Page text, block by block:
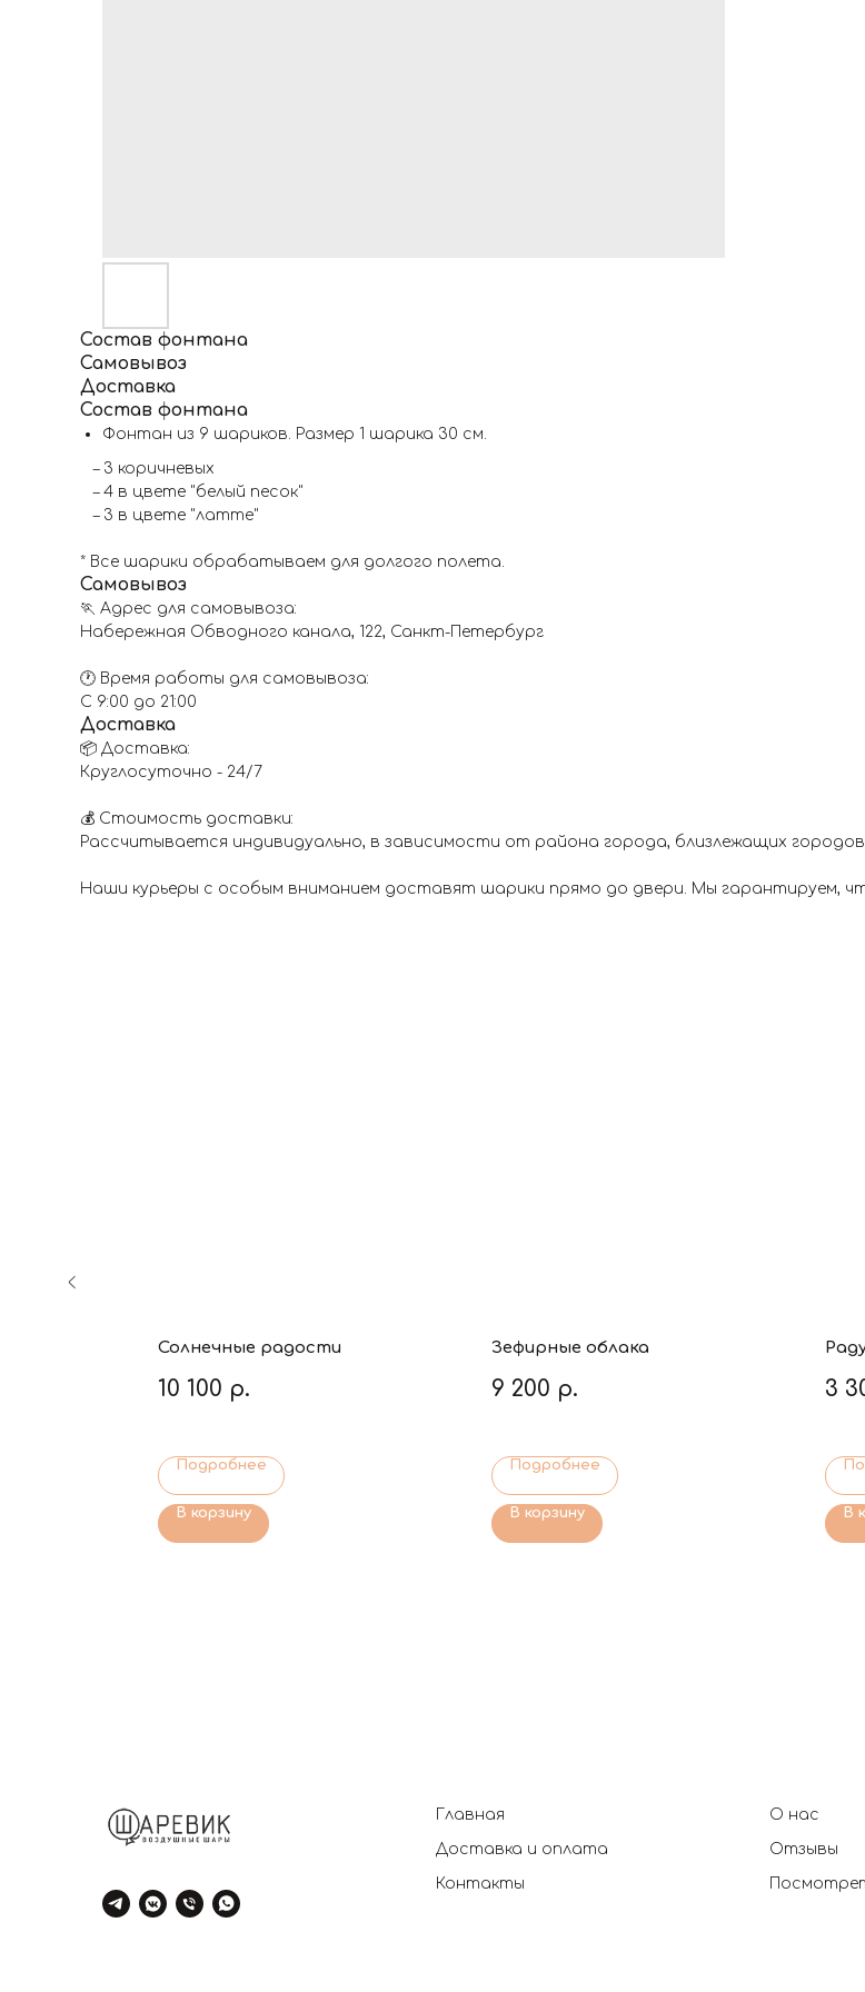
Состав фонтана
Самовывоз
Доставка
Состав фонтана
Фонтан из 9 шариков. Размер 1 шарика 30 см.
– 3 коричневых
– 4 в цвете "белый песок"
– 3 в цвете "латте"
* Все шарики обрабатываем для долгого полета.
Самовывоз
🏃 Адрес для самовывоза:
Набережная Обводного канала, 122, Санкт-Петербург
🕐 Время работы для самовывоза:
С 9:00 до 21:00
Доставка
📦 Доставка:
Круглосуточно - 24/7
💰 Стоимость доставки:
Рассчитывается индивидуально, в зависимости от района города, близлежащих
Наши курьеры с особым вниманием доставят шарики прямо до двери. Мы гарантируем,
Солнечные радости
10 100 р.
Подробнее
В корзину
Зефирные облака
9 200 р.
Подробнее
В корзину
3
В
Главная
Доставка и оплата
Контакты
О нас
Отзывы